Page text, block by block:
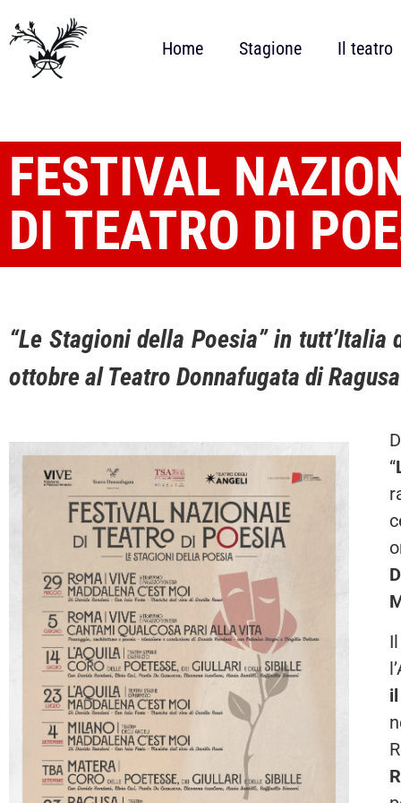
Home Stagione Il teatro
FESTIVAL
DI TEATRO DI
“Le Stagioni della Poesia” in
ottobre al Teatro Donnafugata di Ragusa
“